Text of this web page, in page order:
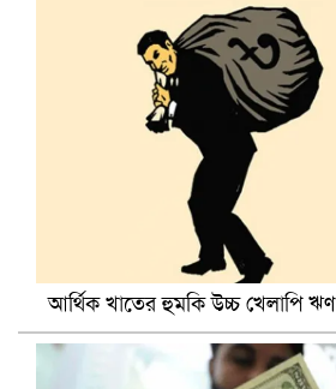
হলিউডে নতুন প্রেমের গুঞ্জন
আর্থিক খাতের হুমকি উচ্চ খেলাপি ঋণ